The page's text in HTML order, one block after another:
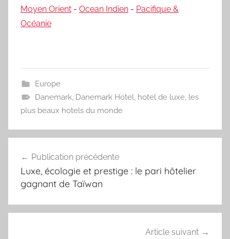
Moyen Orient - Ocean Indien - Pacifique &
Océanie
Europe
Danemark, Danemark Hotel, hotel de luxe, les
plus beaux hotels du monde
de
l’article
Publication précédente
Luxe, écologie et prestige : le pari hôtelier
gagnant de Taïwan
Article suivant